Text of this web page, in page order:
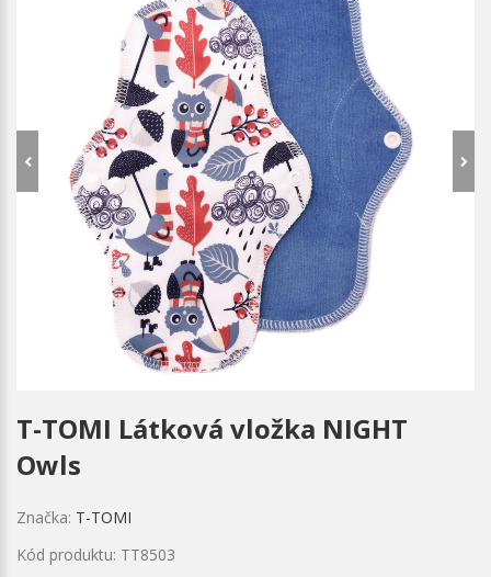
T-TOMI Látková vložka NIGHT
Owls
Značka: T-TOMI
Kód produktu: TT8503